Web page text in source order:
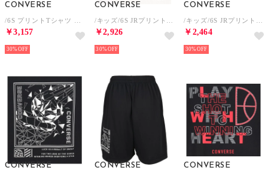
CONVERSE
￥3,157
30%
CONVERSE
￥2,926
30%
CONVERSE
￥2,464
30%
CONVERSE CONVERSE CONVERSE